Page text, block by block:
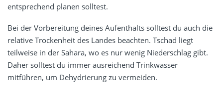
entsprechend planen solltest.
Bei der Vorbereitung deines Aufenthalts solltest du auch die
relative Trockenheit des Landes beachten. Tschad liegt
teilweise in der Sahara, wo es nur wenig Niederschlag gibt.
Daher solltest du immer ausreichend Trinkwasser
mitführen, um Dehydrierung zu vermeiden.